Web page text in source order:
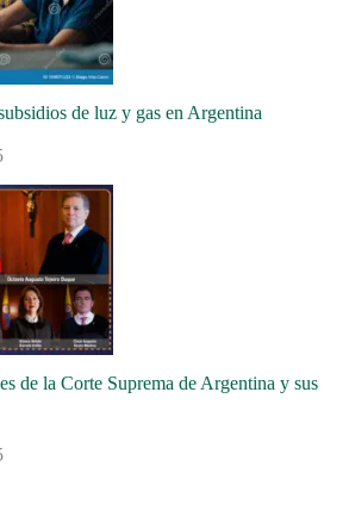
de luz y gas en Argentina
de la Corte Suprema de Argentina y sus